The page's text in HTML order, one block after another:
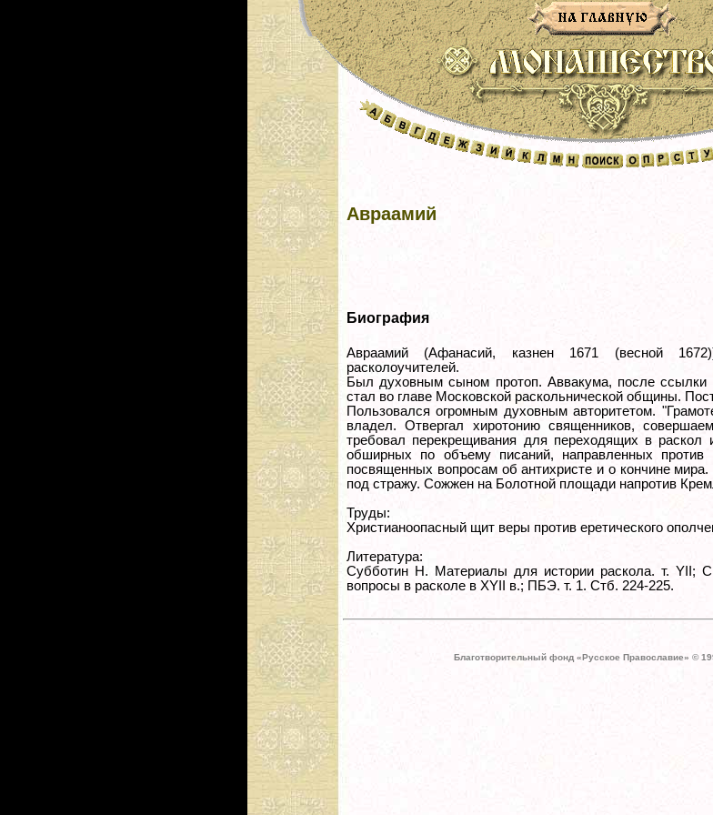
Авраамий
Биография
Авраамий (Афанасий, казнен 1671 (весной
расколоучителей.
Был духовным сыном протоп. Аввакума, после ссылки
стал во главе Московской раскольнической общины.
Пользовался огромным духовным авторитетом.
владел. Отвергал хиротонию священников,
требовал перекрещивания для переходящих в раскол
обширных по объему писаний, направленных против
посвященных вопросам об антихристе и о кончине
под стражу. Сожжен на Болотной площади напротив
Труды:
Христианоопасный щит веры против еретического
Литература:
Субботин Н. Материалы для истории раскола. т. YII;
вопросы в расколе в XYII в.; ПБЭ. т. 1. Стб. 224-225.
Благотворительный фонд «Русское Православие» ©